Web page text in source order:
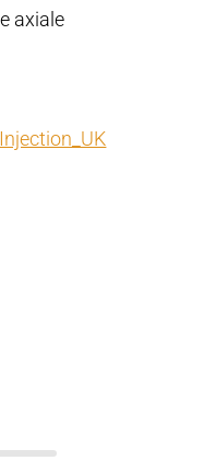
axiale